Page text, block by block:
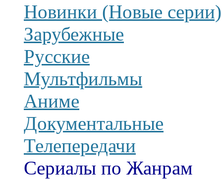
Новинки (Новые серии)
Зарубежные
Русские
Мультфильмы
Аниме
Документальные
Телепередачи
Сериалы по Жанрам